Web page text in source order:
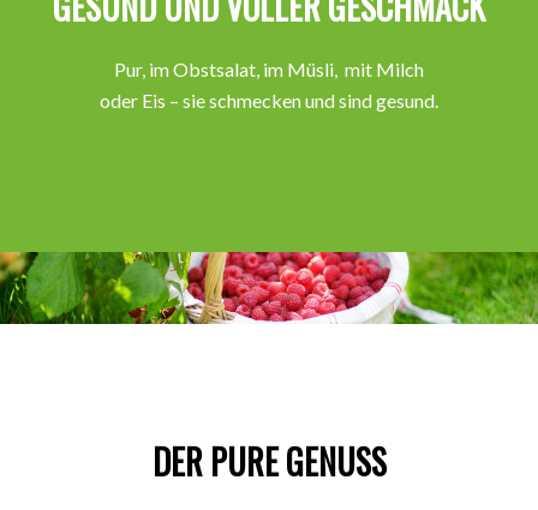
Pur, im Obstsalat, im Müsli, mit Milch
oder Eis – sie schmecken und sind gesund.
DER PURE GENUSS